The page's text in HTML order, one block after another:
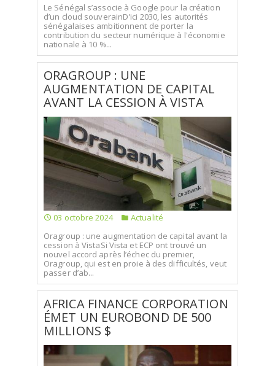
Le Sénégal s’associe à Google pour la création
d’un cloud souverainD'ici 2030, les autorités
sénégalaises ambitionnent de porter la
contribution du secteur numérique à l'économie
nationale à 10 %...
ORAGROUP : UNE
AUGMENTATION DE CAPITAL
AVANT LA CESSION À VISTA
03 octobre 2024
Actualité
Oragroup : une augmentation de capital avant la
cession à VistaSi Vista et ECP ont trouvé un
nouvel accord après l’échec du premier,
Oragroup, qui est en proie à des difficultés, veut
passer d’ab...
AFRICA FINANCE CORPORATION
ÉMET UN EUROBOND DE 500
MILLIONS $